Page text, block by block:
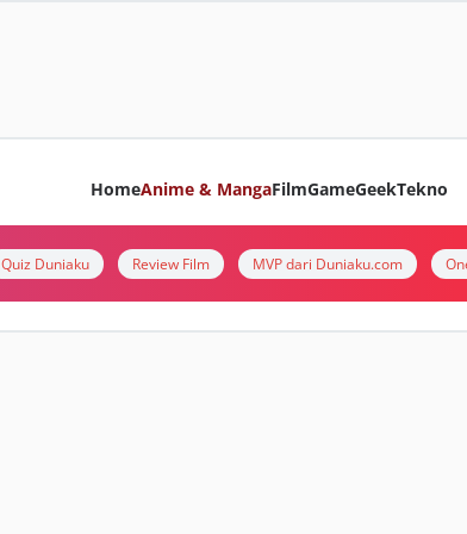
HomeAnime & MangaFilmGameGeekTekno
Quiz Duniaku Review Film MVP dari Duniaku.com